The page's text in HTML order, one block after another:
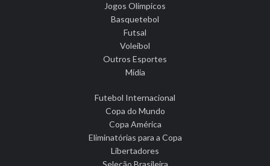
Jogos Olímpicos
Basquetebol
Futsal
Voleibol
Outros Esportes
Mídia
Futebol Internacional
Copa do Mundo
Copa América
Eliminatórias para a Copa
Libertadores